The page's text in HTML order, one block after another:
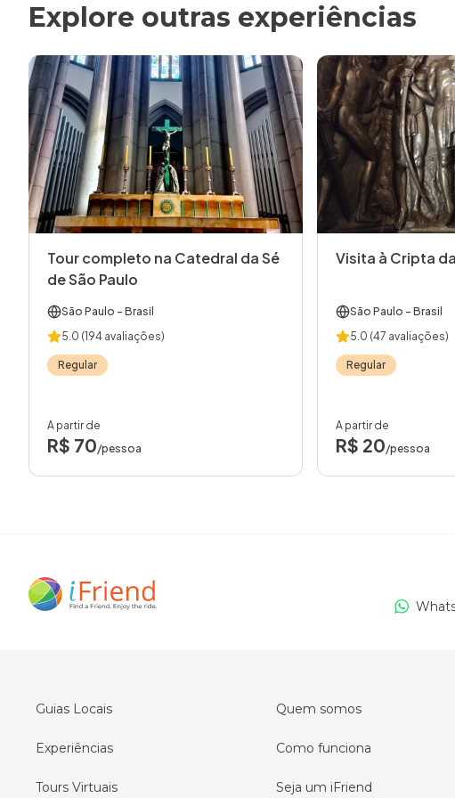
Explore outras experiências
Tour completo na Catedral da Sé
de São Paulo
São Paulo - Brasil
5.0 (194 avaliações)
Regular
A partir de
R$ 70/pessoa
Visita à Cripta
São Paulo - Brasil
5.0 (47 avaliações)
Regular
A partir de
R$ 20/pessoa
Guias Locais
Experiências
Tours Virtuais
Quem somos
Como funciona
Seja um iFriend